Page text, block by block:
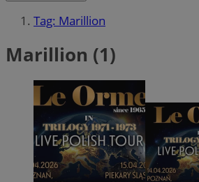
Tag: Marillion
Marillion (1)